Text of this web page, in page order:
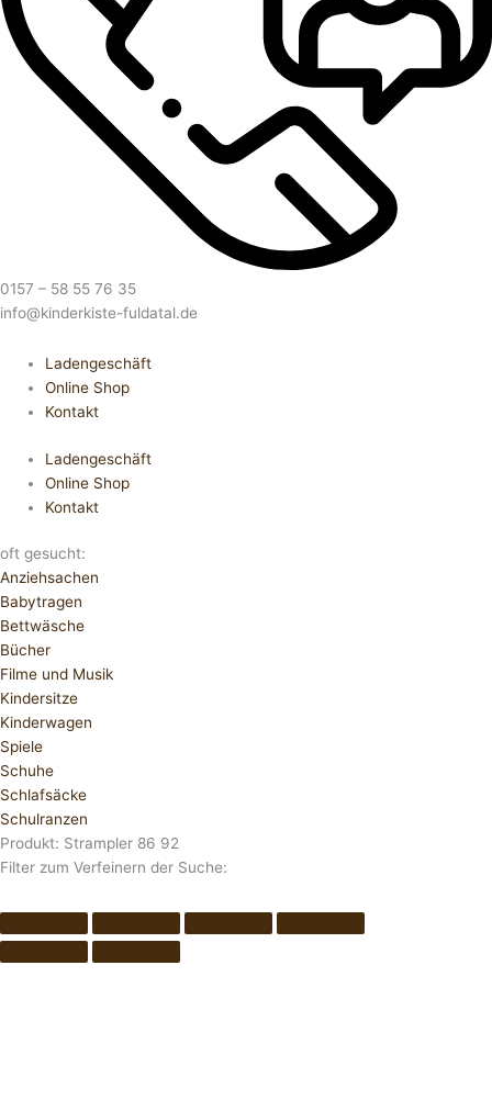
0157 – 58 55 76 35
info@kinderkiste-fuldatal.de
Ladengeschäft
Online Shop
Kontakt
Ladengeschäft
Online Shop
Kontakt
oft gesucht:
Anziehsachen
Babytragen
Bettwäsche
Bücher
Filme und Musik
Kindersitze
Kinderwagen
Spiele
Schuhe
Schlafsäcke
Schulranzen
Produkt: Strampler 86 92
Filter zum Verfeinern der Suche: